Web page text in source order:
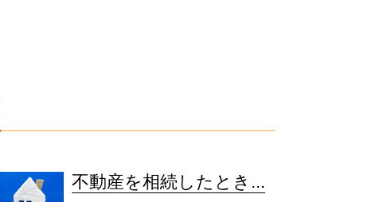
不動産を相続したとき...